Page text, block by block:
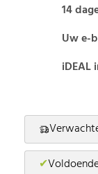
14
Uw e-
iDEAL
✔